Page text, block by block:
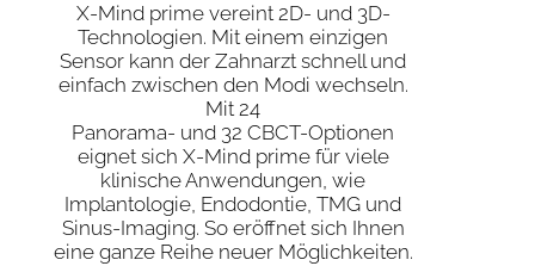
X-Mind prime vereint 2D- und 3D-
Technologien. Mit einem einzigen
Sensor kann der Zahnarzt schnell und
einfach zwischen den Modi wechseln.
Mit 24
Panorama- und 32 CBCT-Optionen
eignet sich X-Mind prime für viele
klinische Anwendungen, wie
Implantologie, Endodontie, TMG und
Sinus-Imaging. So eröffnet sich Ihnen
eine ganze Reihe neuer Möglichkeiten.